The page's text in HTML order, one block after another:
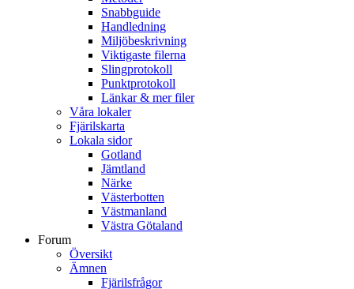
Snabbguide
Handledning
Miljöbeskrivning
Viktigaste filerna
Slingprotokoll
Punktprotokoll
Länkar & mer filer
Våra lokaler
Fjärilskarta
Lokala sidor
Gotland
Jämtland
Närke
Västerbotten
Västmanland
Västra Götaland
Forum
Översikt
Ämnen
Fjärilsfrågor